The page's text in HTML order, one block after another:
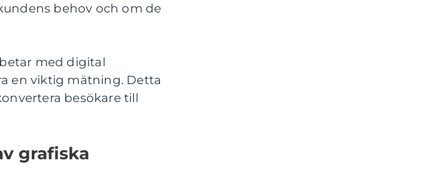
behov och om de
med digital
en viktig mätning. Detta
besökare till
grafiska